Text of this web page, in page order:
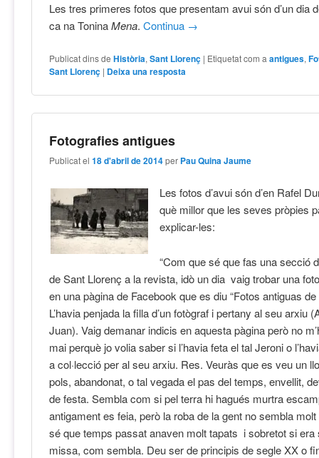
Les tres primeres fotos que presentam avui són d’un dia
ca na ToninaMena. Continua →
Publicat dins de Història,Sant Llorenç | Etiquetat com a antigues,
Sant Llorenç | Deixa una resposta
Fotografies antigues
Publicat el18 d'abril de 2014 per Pau Quina Jaume
Les fotos d’avui són d’en Rafel
què millor que les seves pròpies
explicar-les:
“Com que sé que fas una secció
de Sant Llorenç a la revista, idò un dia vaig trobar una
en una pàgina de Facebook que es diu “Fotos antiguas
L’havia penjada la filla d’un fotògraf i pertany al seu arxiu
Juan). Vaig demanar indicis en aquesta pàgina però no
mai perquè jo volia saber si l’havia feta el tal Jeroni o
a col·lecció per al seu arxiu. Res. Veuràs que es veu un
pols, abandonat, o tal vegada el pas del temps, envellit,
de festa. Sembla com si pel terra hi hagués murtra
antigament es feia, però la roba de la gent no sembla molt
sé que temps passat anaven molt tapats i sobretot si era
missa, com sembla. Deu ser de principis de segle XX o